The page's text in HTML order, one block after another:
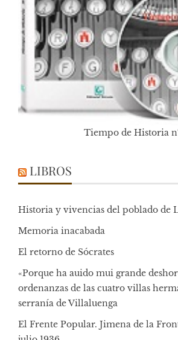
Tiempo de Historia
LIBROS
Historia y vivencias del poblado de
Memoria inacabada
El retorno de Sócrates
«Porque ha auido mui grande
ordenanzas de las cuatro villas
serranía de Villaluenga
El Frente Popular. Jimena de la